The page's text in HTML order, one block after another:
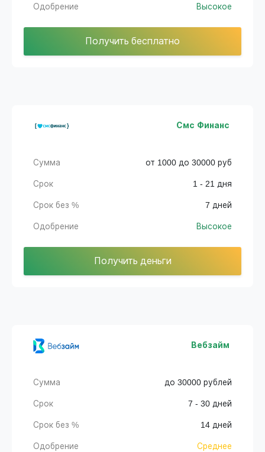
Одобрение Высокое
Получить бесплатно
Смс Финанс
Сумма от 1000 до 30000 руб
Срок 1 - 21 дня
Срок без % 7 дней
Одобрение Высокое
Получить деньги
Вебзайм
Сумма до 30000 рублей
Срок 7 - 30 дней
Срок без % 14 дней
Одобрение Среднее